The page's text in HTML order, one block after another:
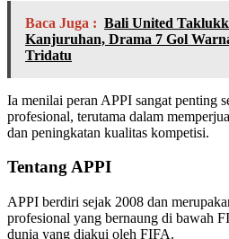
Baca Juga : Bali United
Kanjuruhan, Drama 7 Gol
Tridatu
Ia menilai peran APPI sangat penting
profesional, terutama dalam
dan peningkatan kualitas kompetisi.
Tentang APPI
APPI berdiri sejak 2008 dan
profesional yang bernaung di bawah
dunia yang diakui oleh FIFA.